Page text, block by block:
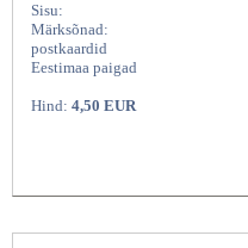
Sisu:
Märksõnad:
postkaardid
Eestimaa paigad
Hind: 4,50 EUR